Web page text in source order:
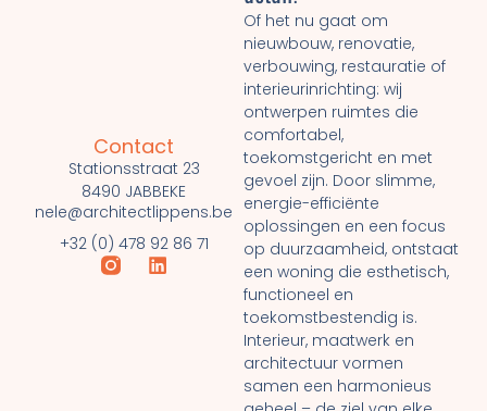
Of het nu gaat om
nieuwbouw, renovatie,
verbouwing, restauratie of
interieurinrichting: wij
ontwerpen ruimtes die
comfortabel,
toekomstgericht en met
gevoel zijn. Door slimme,
energie-efficiënte
oplossingen en een focus
op duurzaamheid, ontstaat
een woning die esthetisch,
functioneel en
toekomstbestendig is.
Interieur, maatwerk en
architectuur vormen
samen een harmonieus
Contact
Stationsstraat 23
8490 JABBEKE
nele@architectlippens.be
+32 (0) 478 92 86 71